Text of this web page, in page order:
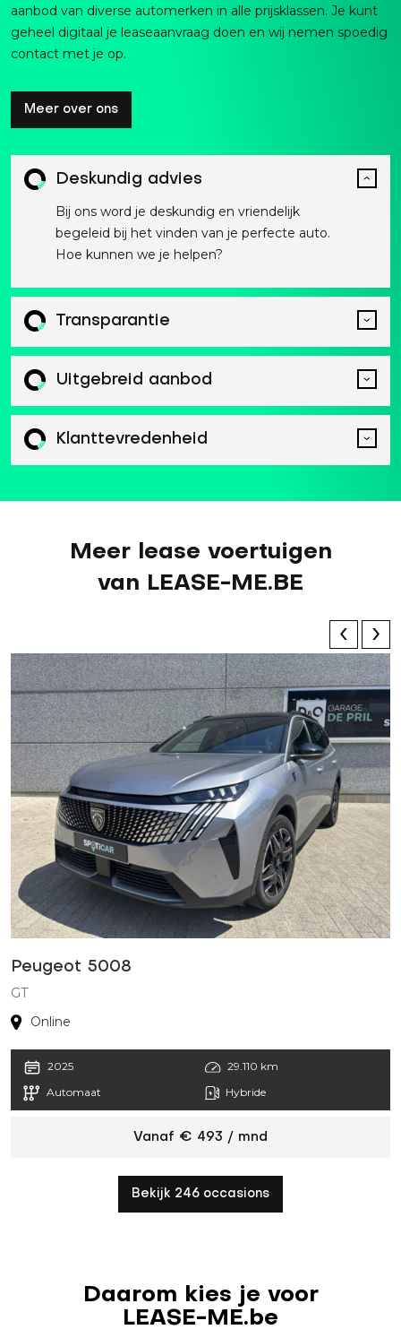
aanbod van diverse automerken in alle prijsklassen. Je kunt
geheel digitaal je leaseaanvraag doen en wij nemen spoedig
contact met je op.
Meer over ons
Deskundig advies
Bij ons word je deskundig en vriendelijk
begeleid bij het vinden van je perfecte auto.
Hoe kunnen we je helpen?
Transparantie
Uitgebreid aanbod
Klanttevredenheid
Meer lease voertuigen
van LEASE-ME.BE
Peugeot 5008
GT
Online
2025
29.110 km
Automaat
Hybride
Vanaf € 493 / mnd
Bekijk 246 occasions
Daarom kies je voor
LEASE-ME.be